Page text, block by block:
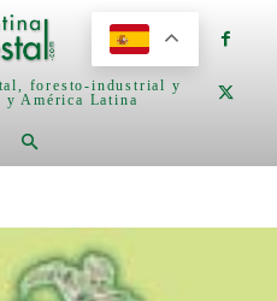
foresto-industrial y
y América Latina